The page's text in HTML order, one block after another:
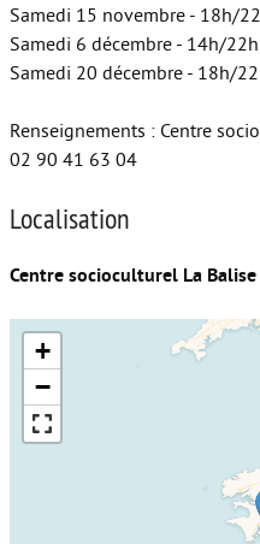
Samedi 15 novembre - 18h/22
Samedi 6 décembre - 14h/22h
Samedi 20 décembre - 18h/22
Renseignements : Centre
02 90 41 63 04
Localisation
Centre socioculturel La Balise
+
−